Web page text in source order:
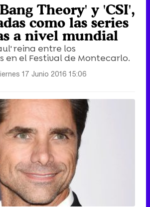
Theory' y 'CSI',
como las series
a nivel mundial
reina entre los
en el Festival de Montecarlo.
17 Junio 2016 15:06